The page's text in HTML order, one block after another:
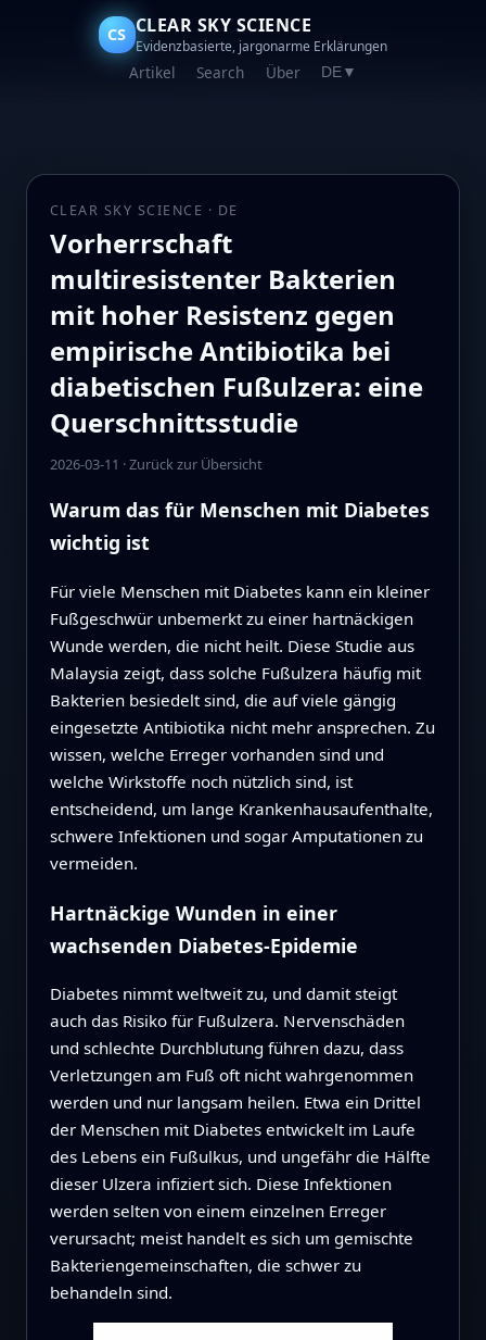
CS CLEAR SKY SCIENCE
Evidenzbasierte, jargonarme Erklärungen
Artikel Search Über DE▼
CLEAR SKY SCIENCE · DE
Vorherrschaft
multiresistenter Bakterien
mit hoher Resistenz gegen
empirische Antibiotika bei
diabetischen Fußulzera: eine
Querschnittsstudie
2026-03-11 ·Zurück zur Übersicht
Warum das für Menschen mit Diabetes
wichtig ist
Für viele Menschen mit Diabetes kann ein kleiner
Fußgeschwür unbemerkt zu einer hartnäckigen
Wunde werden, die nicht heilt. Diese Studie aus
Malaysia zeigt, dass solche Fußulzera häufig mit
Bakterien besiedelt sind, die auf viele gängig
eingesetzte Antibiotika nicht mehr ansprechen. Zu
wissen, welche Erreger vorhanden sind und
welche Wirkstoffe noch nützlich sind, ist
entscheidend, um lange Krankenhausaufenthalte,
schwere Infektionen und sogar Amputationen zu
vermeiden.
Hartnäckige Wunden in einer
wachsenden Diabetes‑Epidemie
Diabetes nimmt weltweit zu, und damit steigt
auch das Risiko für Fußulzera. Nervenschäden
und schlechte Durchblutung führen dazu, dass
Verletzungen am Fuß oft nicht wahrgenommen
werden und nur langsam heilen. Etwa ein Drittel
der Menschen mit Diabetes entwickelt im Laufe
des Lebens ein Fußulkus, und ungefähr die Hälfte
dieser Ulzera infiziert sich. Diese Infektionen
werden selten von einem einzelnen Erreger
verursacht; meist handelt es sich um gemischte
Bakteriengemeinschaften, die schwer zu
behandeln sind.